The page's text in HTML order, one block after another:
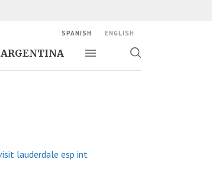
ARGENTINA
Alternar navegación
Alternar
SPANISH ENGLISH